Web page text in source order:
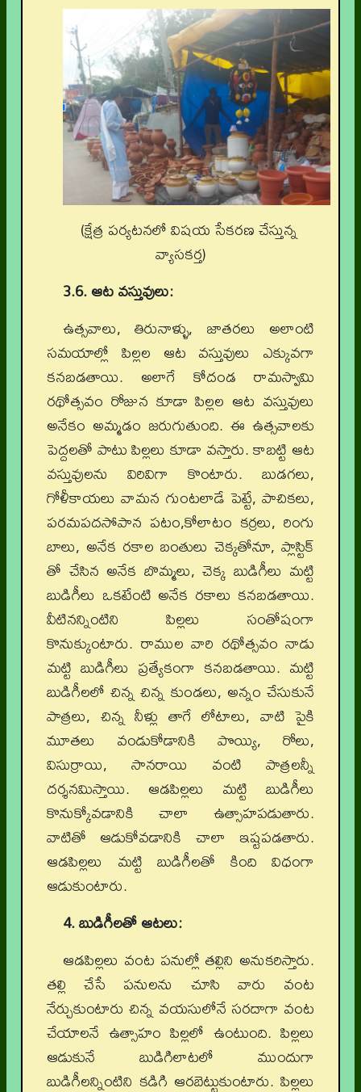
(క్షేత్ర పర్యటనలో విషయ సేకరణ చేస్తున్న
వ్యాసకర్త)
3.6. ఆట వస్తువులు:
ఉత్సవాలు, తిరునాళ్ళు, జాతరలు అలాంటి
సమయాల్లో పిల్లల ఆట వస్తువులు ఎక్కువగా
కనబడతాయి. అలాగే కోదండ రామస్వామి
రథోత్సవం రోజున కూడా పిల్లల ఆట వస్తువులు
అనేకం అమ్మడం జరుగుతుంది. ఈ ఉత్సవాలకు
పెద్దలతో పాటు పిల్లలు కూడా వస్తారు. కాబట్టి ఆట
వస్తువులను విరివిగా కొంటారు. బుడగలు,
గోళీకాయలు వామన గుంటలాడే పెట్టే, పాచికలు,
పరమపదసోపాన పటం,కోలాటం కర్రలు, రింగు
బాలు, అనేక రకాల బంతులు చెక్కతోనూ, ప్లాస్టిక్
తో చేసిన అనేక బొమ్మలు, చెక్క బుడిగీలు మట్టి
బుడిగీలు ఒకటేంటి అనేక రకాలు కనబడతాయి.
వీటినన్నింటిని పిల్లలు సంతోషంగా
కొనుక్కుంటారు. రాముల వారి రథోత్సవం నాడు
మట్టి బుడిగీలు ప్రత్యేకంగా కనబడతాయి. మట్టి
బుడిగీలలో చిన్న చిన్న కుండలు, అన్నం చేసుకునే
పాత్రలు, చిన్న నీళ్లు తాగే లోటాలు, వాటి పైకి
మూతలు వండుకోడానికి పొయ్యి, రోలు,
విసుర్రాయి, సానరాయి వంటి పాత్రలన్నీ
దర్శనమిస్తాయి. ఆడపిల్లలు మట్టి బుడిగీలు
కొనుక్కోవడానికి చాలా ఉత్సాహపడుతారు.
వాటితో ఆడుకోవడానికి చాలా ఇష్టపడతారు.
ఆడపిల్లలు మట్టి బుడిగీలతో కింది విధంగా
ఆడుకుంటారు.
4. బుడిగీలతో ఆటలు:
ఆడపిల్లలు వంట పనుల్లో తల్లిని అనుకరిస్తారు.
తల్లి చేసే పనులను చూసి వారు వంట
నేర్చుకుంటారు చిన్న వయసులోనే సరదాగా వంట
చేయాలనే ఉత్సాహం పిల్లలో ఉంటుంది. పిల్లలు
ఆడుకునే బుడిగిలాటలో ముందుగా
బుడిగీలన్నింటిని కడిగి ఆరబెట్టుకుంటారు. పిల్లలు